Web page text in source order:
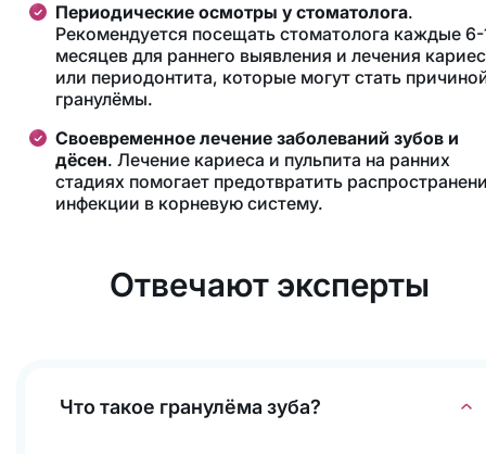
Периодические осмотры у стоматолога.
Рекомендуется посещать стоматолога каждые 6-
месяцев для раннего выявления и лечения
или периодонтита, которые могут стать
гранулёмы​.
Своевременное лечение заболеваний зубов и
дёсен. Лечение кариеса и пульпита на ранних
стадиях помогает предотвратить
инфекции в корневую систему​.
Отвечают эксперты
Что такое гранулёма зуба?